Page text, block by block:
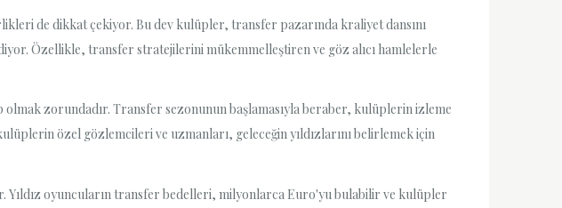
de dikkat çekiyor. Bu dev kulüpler, transfer pazarında kraliyet dansını
Özellikle, transfer stratejilerini mükemmelleştiren ve göz alıcı hamlelerle
zorundadır. Transfer sezonunun başlamasıyla beraber, kulüplerin izleme
özel gözlemcileri ve uzmanları, geleceğin yıldızlarını belirlemek için
Yıldız oyuncuların transfer bedelleri, milyonlarca Euro'yu bulabilir ve kulüpler